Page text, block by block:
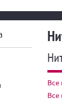
Все
Все